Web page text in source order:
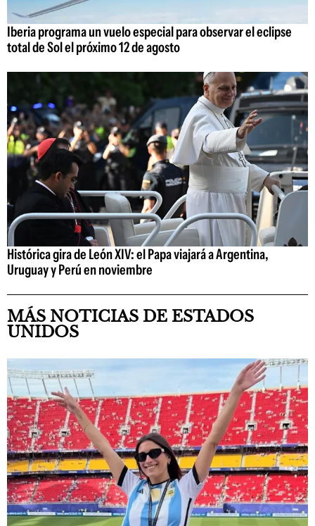
Iberia programa un vuelo especial para observar el eclipse
total de Sol el próximo 12 de agosto
Histórica gira de León XIV: el Papa viajará a Argentina,
Uruguay y Perú en noviembre
MÁS NOTICIAS DE ESTADOS
UNIDOS